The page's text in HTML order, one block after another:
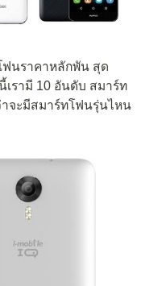
ฟนราคาหลักพัน สุด
เรามี 10 อันดับ สมาร์ท
จะมีสมาร์ทโฟนรุ่นไหน